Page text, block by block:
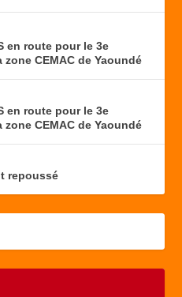
en route pour le 3e
CEMAC de Yaoundé
en route pour le 3e
CEMAC de Yaoundé
repoussé